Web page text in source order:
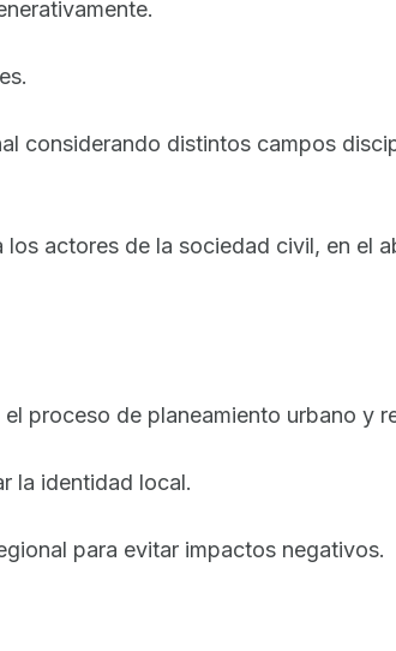
considerando distintos campos
actores de la sociedad civil, en el
proceso de planeamiento urbano y
la identidad local.
para evitar impactos negativos.